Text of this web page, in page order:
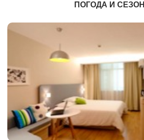
ПОГОДА И СЕЗОН